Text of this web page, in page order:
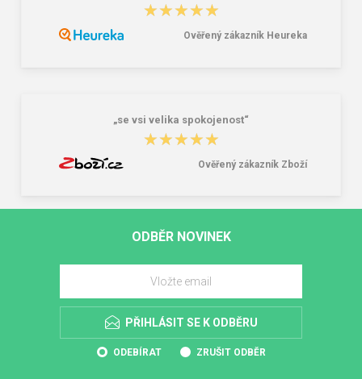
★★★★★
★★★★★
Ověřený zákazník Heureka
„se vsi velika spokojenost“
★★★★★
★★★★★
Ověřený zákazník Zboží
ODBĚR NOVINEK
PŘIHLÁSIT SE K ODBĚRU
ODEBÍRAT ZRUŠIT ODBĚR